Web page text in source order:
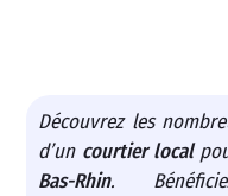
Découvrez les
d’un courtier local
Bas-Rhin.